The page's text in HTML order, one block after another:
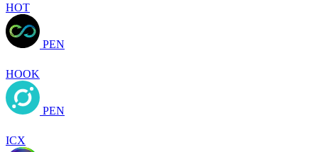
HOT
PEN
HOOK
PEN
ICX